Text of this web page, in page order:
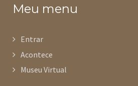
Meu menu
Entrar
Acontece
Museu Virtual